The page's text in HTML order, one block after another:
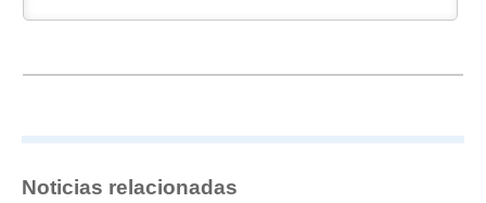
Noticias relacionadas